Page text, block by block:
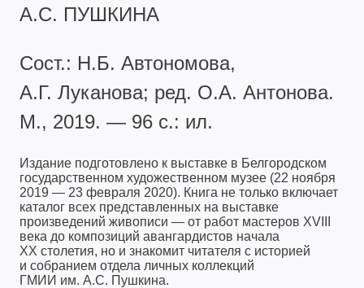
А.С. ПУШКИНА
Сост.: Н.Б. Автономова,
А.Г. Луканова; ред. О.А. Антонова.
М., 2019. — 96 с.: ил.
Издание подготовлено к выставке в Белгородском
государственном художественном музее (22 ноября
2019 — 23 февраля 2020). Книга не только включает
каталог всех представленных на выставке
произведений живописи — от работ мастеров XVIII
века до композиций авангардистов начала
XX столетия, но и знакомит читателя с историей
и собранием отдела личных коллекций
ГМИИ им. А.С. Пушкина.